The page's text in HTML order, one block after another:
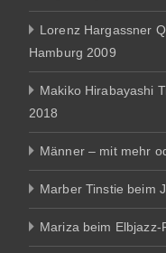
Lorenz Hargassner
Hamburg 2009
Makiko Hirabayashi
2018
Männer – mit mehr
Marber Tinstie beim
Mariza beim